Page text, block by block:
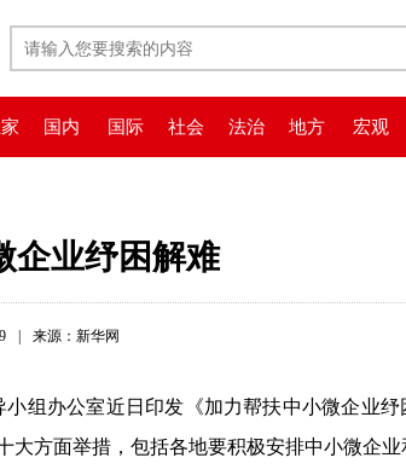
国内 国际 社会 法治 地方 宏观
企业纾困解难
来源：新华网
组办公室近日印发《加力帮扶中小微企业纾
方面举措，包括各地要积极安排中小微企